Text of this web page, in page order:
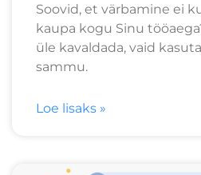
Soovid, et värbamine ei
kaupa kogu Sinu
üle kavaldada, vaid
sammu.
Loe lisaks »